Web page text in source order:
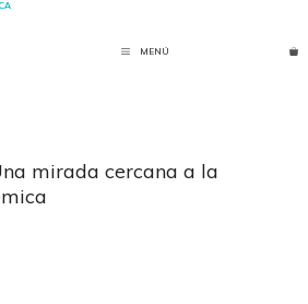
MENÚ
mirada cercana a la